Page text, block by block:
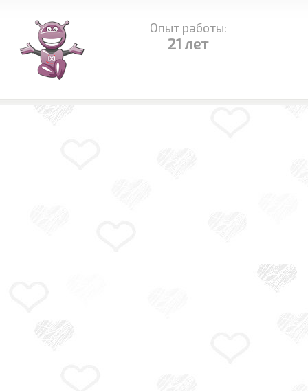
Опыт работы:
21 лет